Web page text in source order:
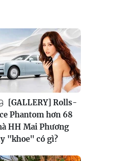
[GALLERY] Rolls-
Phantom hơn 68
HH Mai Phương
"khoe" có gì?